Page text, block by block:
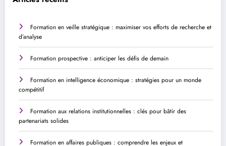
Formation en veille stratégique : maximiser vos efforts de recherche et
d’analyse
Formation prospective : anticiper les défis de demain
Formation en intelligence économique : stratégies pour un monde
compétitif
Formation aux relations institutionnelles : clés pour bâtir des
partenariats solides
Formation en affaires publiques : comprendre les enjeux et